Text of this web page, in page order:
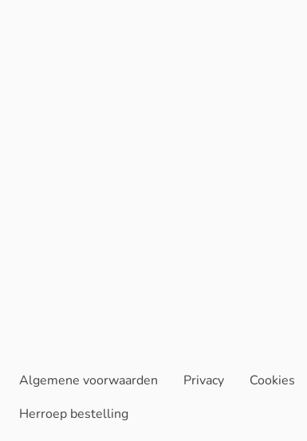
Algemene voorwaarden Privacy Cookies
Herroep bestelling